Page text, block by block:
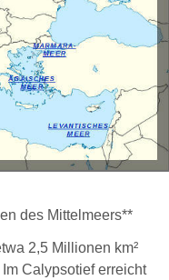
des Mittelmeers**
2,5 Millionen km²
Calypsotief erreicht